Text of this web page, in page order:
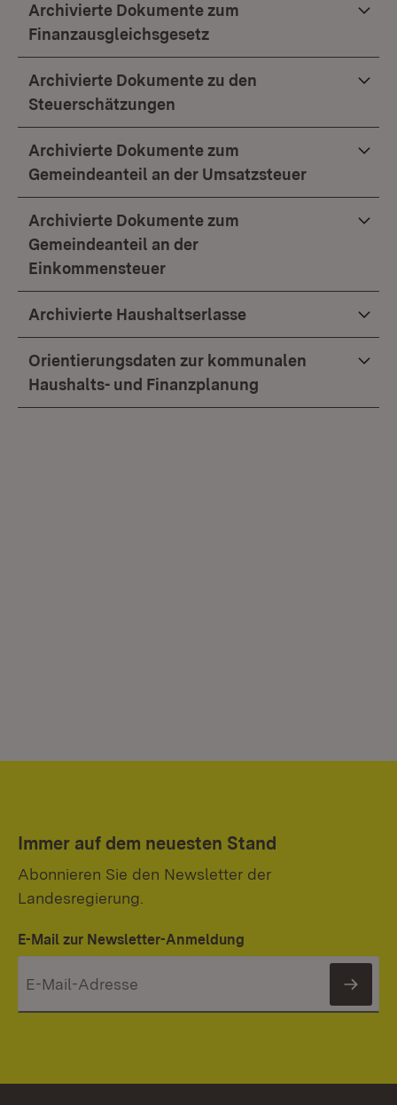
Archivierte Dokumente zum
Finanzausgleichsgesetz
Archivierte Dokumente zu den
Steuerschätzungen
Archivierte Dokumente zum
Gemeindeanteil an der Umsatzsteuer
Archivierte Dokumente zum
Gemeindeanteil an der
Einkommensteuer
Archivierte Haushaltserlasse
Orientierungsdaten zur kommunalen
Haushalts- und Finanzplanung
Immer auf dem neuesten Stand
Abonnieren Sie den Newsletter der
Landesregierung.
E-Mail zur Newsletter-Anmeldung